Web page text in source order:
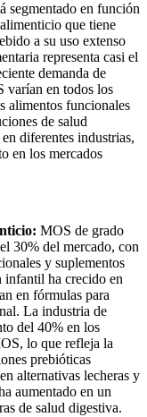
segmentado en función
que tiene
a su uso extenso
representa casi el
demanda de
varían en todos los
alimentos funcionales
de salud
diferentes industrias,
en los mercados
MOS de grado
30% del mercado, con
y suplementos
ha crecido en
en fórmulas para
La industria de
del 40% en los
lo que refleja la
prebióticas
alternativas lecheras y
aumentado en un
de salud digestiva.